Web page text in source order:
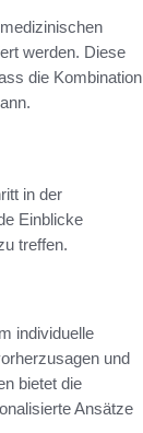
werden. Diese
die Kombination
in der
Einblicke
treffen.
individuelle
und
bietet die
Ansätze